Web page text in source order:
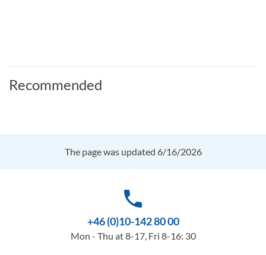
Recommended
The page was updated 6/16/2026
phone
+46 (0)10-142 80 00
Mon - Thu at 8-17, Fri 8-16: 30